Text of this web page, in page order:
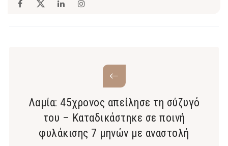
Λαμία: 45χρονος απείλησε τη σύζυγό
του – Καταδικάστηκε σε ποινή
φυλάκισης 7 μηνών με αναστολή